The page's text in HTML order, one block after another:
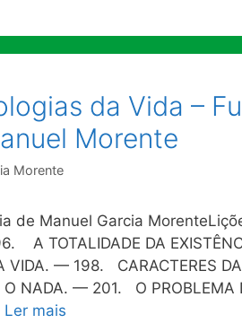
da Vida –
Morente
Morente
de Manuel Garcia
A TOTALIDADE DA
VIDA. — 198. CARACTERES
NADA. — 201. O
Ler mais